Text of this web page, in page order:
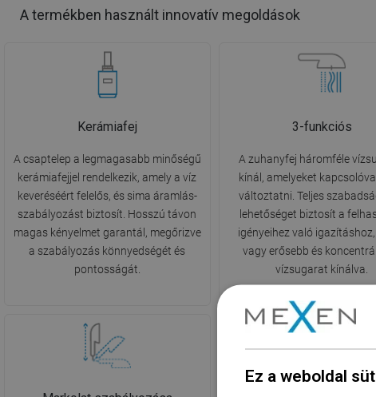
A termékben használt innovatív megoldások
Kerámiafej
A csaptelep a legmagasabb minőségű
kerámiafejjel rendelkezik, amely a víz
keveréséért felelős, és sima áramlás-
szabályozást biztosít. Hosszú távon
magas kényelmet garantál, megőrizve
a szabályozás könnyedségét és
pontosságát.
3-funkciós
A zuhanyfej háromféle
kínál, amelyeket
változtatni. Teljes
lehetőséget biztosít a
igényeihez való
vagy erősebb és
vízsugarat kínálva.
Ez a weboldal